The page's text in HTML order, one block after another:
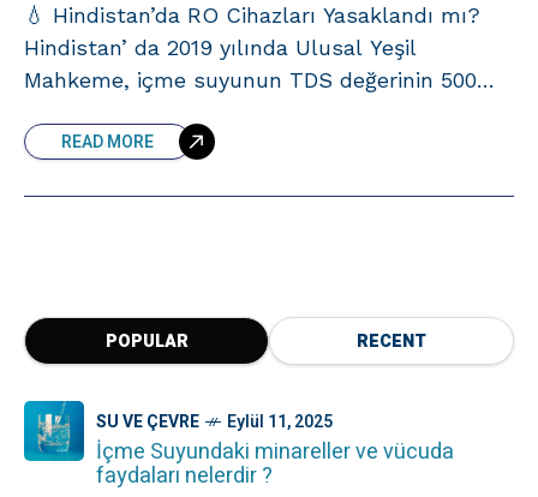
💧 Hindistan’da RO Cihazları Yasaklandı mı?
Hindistan’ da 2019 yılında Ulusal Yeşil
Mahkeme, içme suyunun TDS değerinin 500
çevresel etkiler nedeniyle yasaklamıştı. Ancak
READ MORE
POPULAR RECENT
SU VE ÇEVRE Eylül 11, 2025
İçme Suyundaki minareller ve vücuda
faydaları nelerdir ?